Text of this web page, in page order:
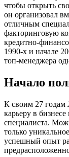
чтобы открыть
он организовал
отличным
факторинговую
кредитно-
1990-х и начале
топ-менеджера
Начало
К своим 27 годам
карьеру в
специалиста.
только
успешный опыт